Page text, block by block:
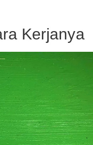
Kerjanya